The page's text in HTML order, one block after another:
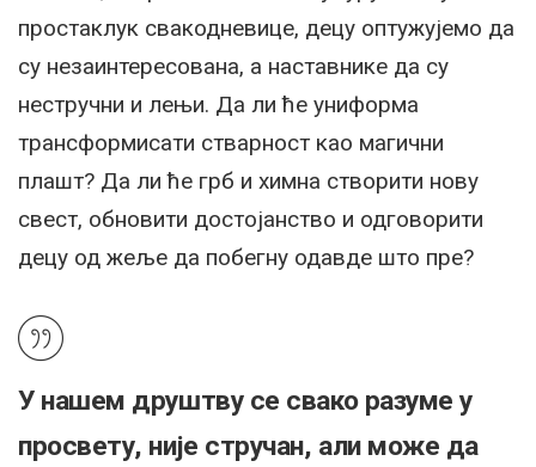
простаклук свакодневице, децу оптужујемо да
су незаинтересована, а наставнике да су
нестручни и лењи. Да ли ће униформа
трансформисати стварност као магични
плашт? Да ли ће грб и химна створити нову
свест, обновити достојанство и одговорити
децу од жеље да побегну одавде што пре?
У нашем друштву се свако разуме у
просвету, није стручан, али може да